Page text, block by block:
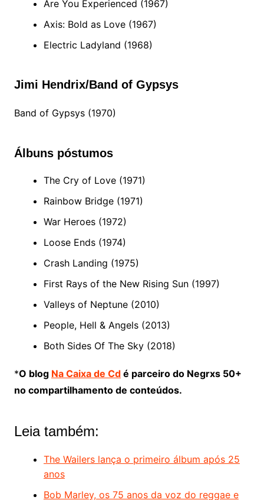
Are You Experienced (1967)
Axis: Bold as Love (1967)
Electric Ladyland (1968)
Jimi Hendrix/Band of Gypsys
Band of Gypsys (1970)
Álbuns póstumos
The Cry of Love (1971)
Rainbow Bridge (1971)
War Heroes (1972)
Loose Ends (1974)
Crash Landing (1975)
First Rays of the New Rising Sun (1997)
Valleys of Neptune (2010)
People, Hell & Angels (2013)
Both Sides Of The Sky (2018)
*O blog Na Caixa de Cdé parceiro do Negrxs 50+
no compartilhamento de conteúdos.
Leia também:
The Wailers lança o primeiro álbum após 25
anos
Bob Marley, os 75 anos da voz do reggae e